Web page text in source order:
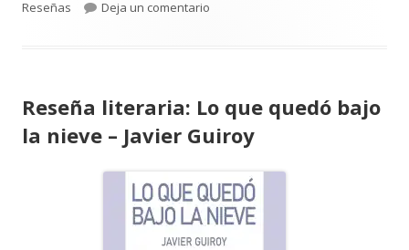
el
Reseñas
Deja un comentario
Reseña literaria: Lo que quedó bajo
la nieve – Javier Guiroy